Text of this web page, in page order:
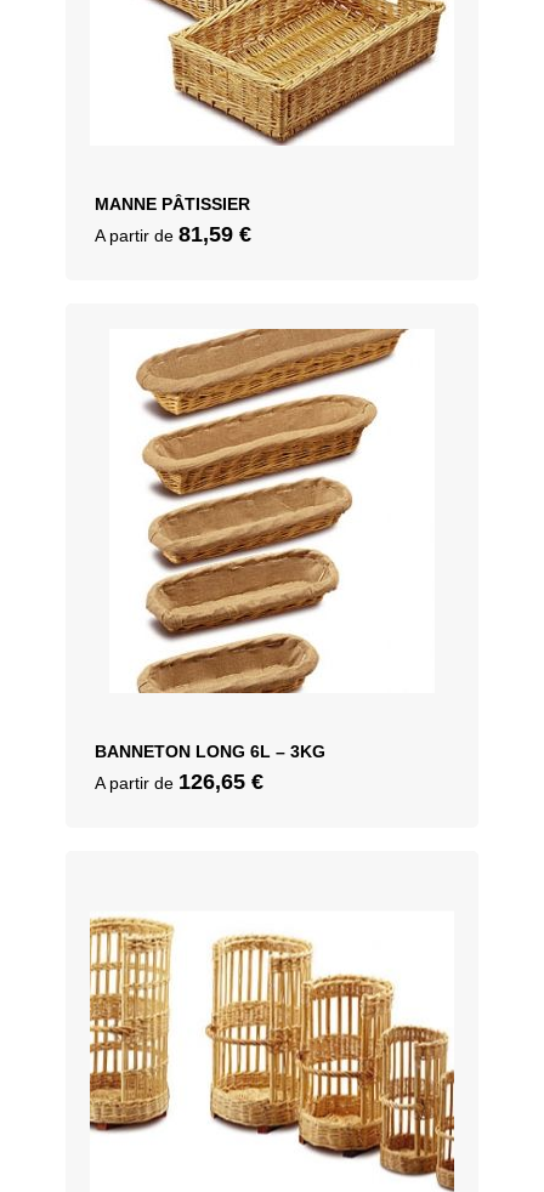
MANNE PÂTISSIER
A partir de 81,59 €
BANNETON LONG 6L – 3KG
A partir de 126,65 €